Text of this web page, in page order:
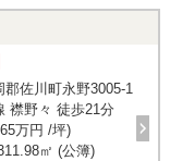
郡佐川町永野3005-1
襟野々 徒歩21分
万円 /坪)
㎡ (公簿)